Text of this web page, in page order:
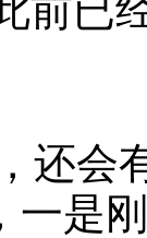
前已
还会
一是